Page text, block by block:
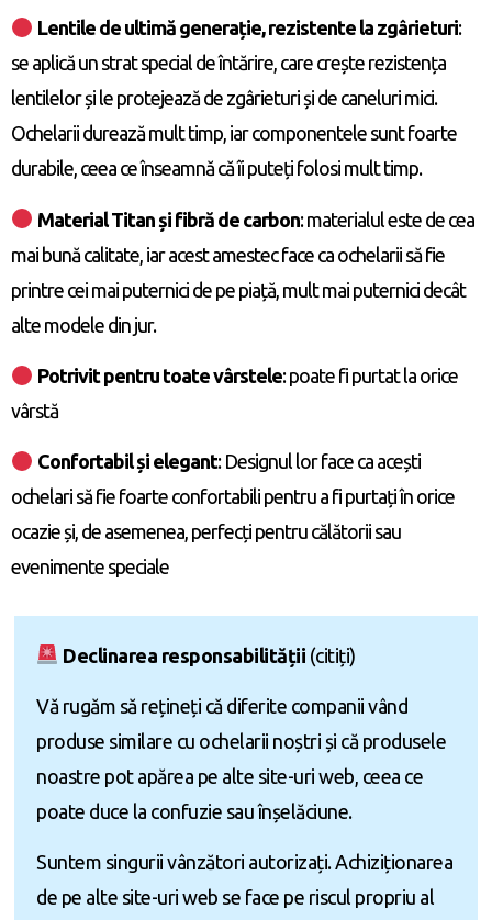
Lentile de ultimă generație, rezistente la zgârieturi:
se aplică un strat special de întărire, care crește rezistența
lentilelor și le protejează de zgârieturi și de caneluri mici.
Ochelarii durează mult timp, iar componentele sunt foarte
durabile, ceea ce înseamnă că îi puteți folosi mult timp.
Material Titan și fibră de carbon: materialul este de cea
mai bună calitate, iar acest amestec face ca ochelarii să fie
printre cei mai puternici de pe piață, mult mai puternici decât
alte modele din jur.
Potrivit pentru toate vârstele: poate fi purtat la orice
vârstă
Confortabil și elegant: Designul lor face ca acești
ochelari să fie foarte confortabili pentru a fi purtați în orice
ocazie și, de asemenea, perfecți pentru călătorii sau
evenimente speciale
Declinarea responsabilității (citiți)
Vă rugăm să rețineți că diferite companii vând
produse similare cu ochelarii noștri și că produsele
noastre pot apărea pe alte site-uri web, ceea ce
poate duce la confuzie sau înșelăciune.
Suntem singurii vânzători autorizați. Achiziționarea
de pe alte site-uri web se face pe riscul propriu al